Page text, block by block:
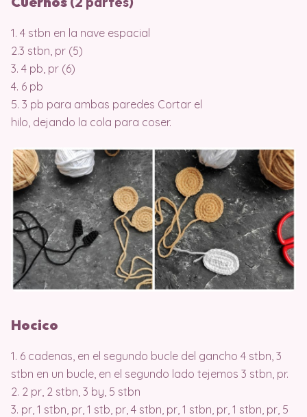
1. 4 stbn en la nave espacial
2.3 stbn, pr (5)
3. 4 pb, pr (6)
4. 6 pb
5. 3 pb para ambas paredes Cortar el
hilo, dejando la cola para coser.
Hocico
1. 6 cadenas, en el segundo bucle del gancho 4 stbn, 3
stbn en un bucle, en el segundo lado tejemos 3 stbn, pr.
2. 2 pr, 2 stbn, 3 by, 5 stbn
3. pr, 1 stbn, pr, 1 stb, pr, 4 stbn, pr, 1 stbn, pr, 1 stbn, pr, 5